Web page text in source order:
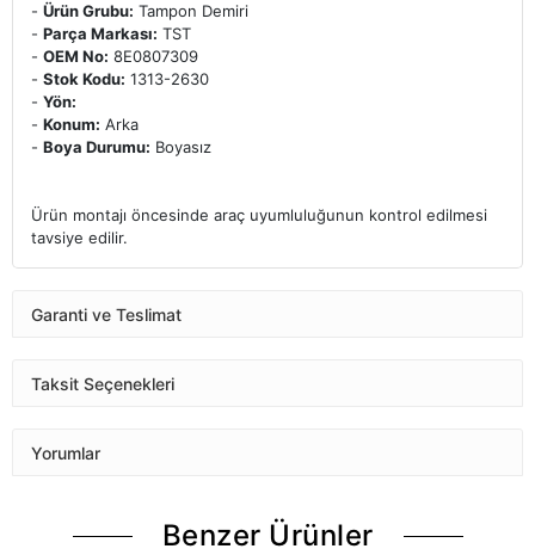
- Ürün Grubu: Tampon Demiri
- Parça Markası: TST
- OEM No: 8E0807309
- Stok Kodu: 1313-2630
- Yön:
- Konum: Arka
- Boya Durumu: Boyasız
Ürün montajı öncesinde araç uyumluluğunun kontrol edilmesi
tavsiye edilir.
Garanti ve Teslimat
Taksit Seçenekleri
Yorumlar
Benzer Ürünler